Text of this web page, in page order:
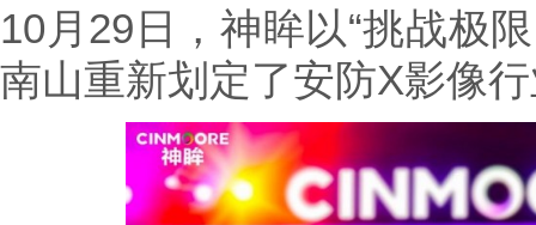
10月29日，神眸以“挑战极
南山重新划定了安防X影像